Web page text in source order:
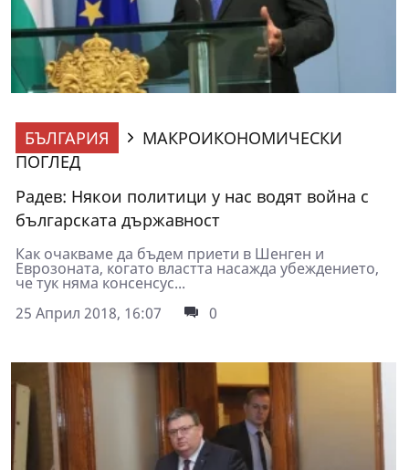
БЪЛГАРИЯ
МАКРОИКОНОМИЧЕСКИ
ПОГЛЕД
Радев: Някои политици у нас водят война с
българската държавност
Как очакваме да бъдем приети в Шенген и
Еврозоната, когато властта насажда убеждението,
че тук няма консенсус...
25 Април 2018, 16:07
0